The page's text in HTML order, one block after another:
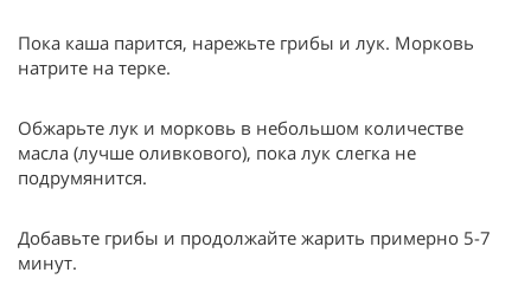
Пока каша парится, нарежьте грибы и лук. Морковь
натрите на терке.
Обжарьте лук и морковь в небольшом количестве
масла (лучше оливкового), пока лук слегка не
подрумянится.
Добавьте грибы и продолжайте жарить примерно 5-7
минут.